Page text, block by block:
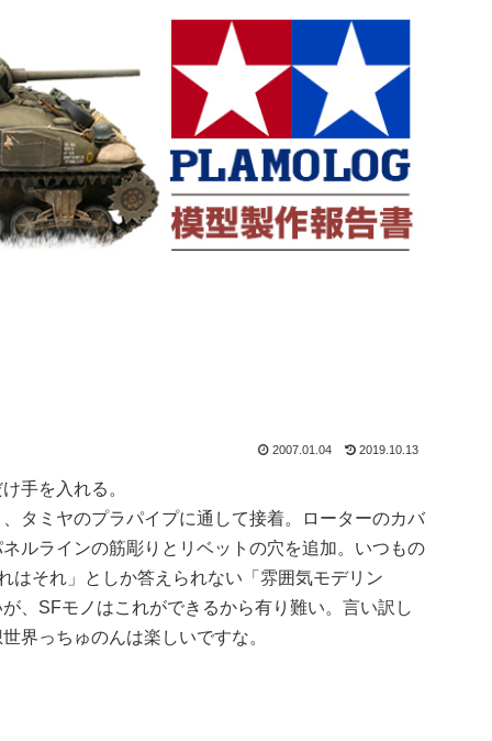
2007.01.04 2019.10.13
手を入れる。
タミヤのプラパイプに通して接着。ローターのカバ
ルラインの筋彫りとリベットの穴を追加。いつもの
はそれ」としか答えられない「雰囲気モデリン
、SFモノはこれができるから有り難い。言い訳し
界っちゅのんは楽しいですな。